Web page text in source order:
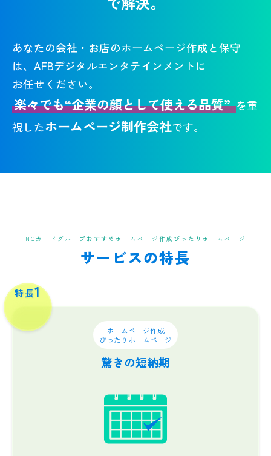
あなたの会社・お店のホームページ作成と保守
は、AFBデジタルエンタテインメントに
お任せください。
楽々でも“企業の顔として使える品質”を重
視したホームページ制作会社です。
NCカードグループおすすめホームページ作成 ぴったりホームページ
サービスの特長
ホームページ作成
ぴったりホームページ
特長1
驚きの短納期